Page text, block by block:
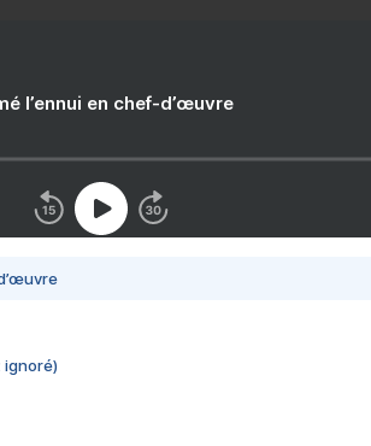
l’ennui en chef-d’œuvre
ignoré)